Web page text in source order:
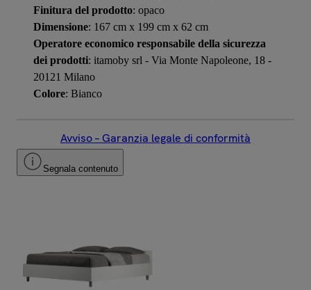
Finitura del prodotto: opaco
Dimensione: 167 cm x 199 cm x 62 cm
Operatore economico responsabile della sicurezza
dei prodotti: itamoby srl - Via Monte Napoleone, 18 -
20121 Milano
Colore: Bianco
Avviso – Garanzia legale di conformità
Segnala contenuto